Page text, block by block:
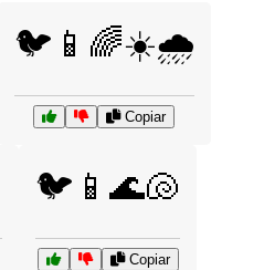
🐦📱🌈☀️🌧️
Copiar
🐦📱🌊🐚
Copiar